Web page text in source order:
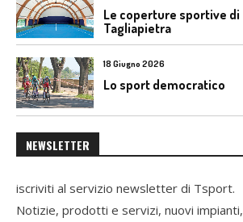
Le coperture sportive di
Tagliapietra
18 Giugno 2026
Lo sport democratico
NEWSLETTER
iscriviti al servizio newsletter di Tsport.
Notizie, prodotti e servizi, nuovi impianti,